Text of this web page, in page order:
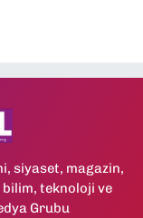
siyaset, magazin,
teknoloji ve
Grubu